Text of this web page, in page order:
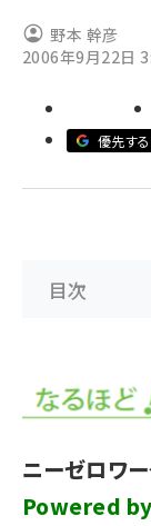
youtube
セミナ
野本 幹彦
2006年9月22日
優先す
目次
ニーゼロワ
Powered